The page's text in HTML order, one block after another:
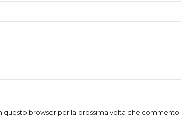
questo browser per la prossima volta che commento.